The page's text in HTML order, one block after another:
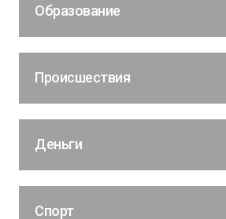
Образование
Происшествия
Деньги
Спорт